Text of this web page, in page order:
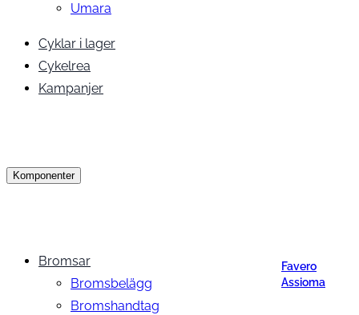
Umara
Cyklar i lager
Cykelrea
Kampanjer
Komponenter
Bromsar
Bromsbelägg
Bromshandtag
Favero
Assioma